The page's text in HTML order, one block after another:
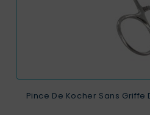
Pince De Kocher Sans